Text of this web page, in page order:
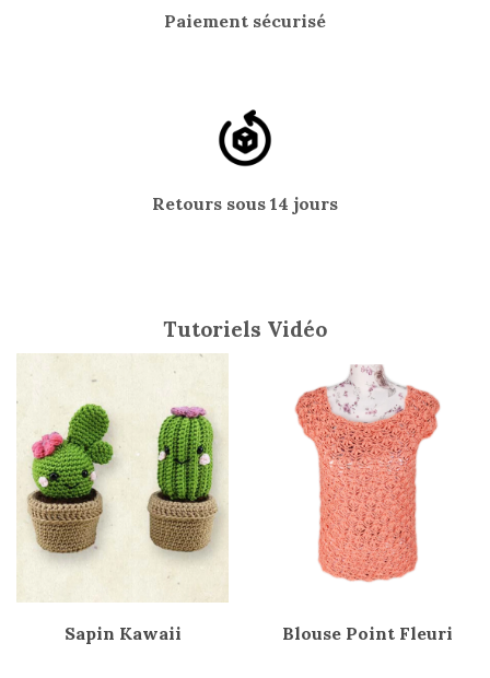
Paiement sécurisé
Retours sous 14 jours
Tutoriels Vidéo
Sapin Kawaii Blouse Point Fleuri